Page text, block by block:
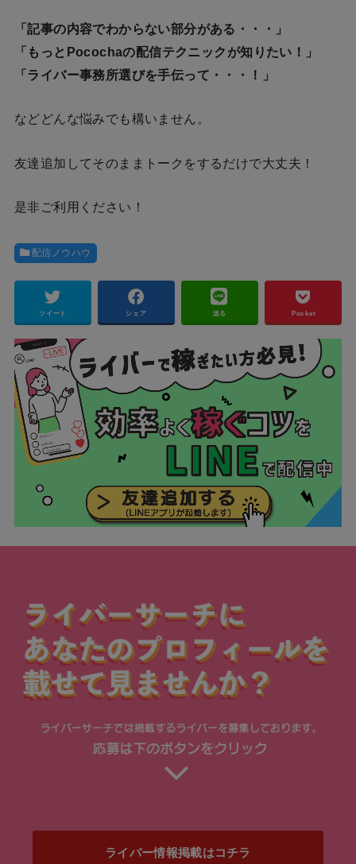
「記事の内容でわからない部分がある・・・」
「もっとPocochaの配信テクニックが知りたい！」
「ライバー事務所選びを手伝って・・・！」
などどんな悩みでも構いません。
友達追加してそのままトークをするだけで大丈夫！
是非ご利用ください！
配信ノウハウ
ツイート シェア 送る Pocket
ライバー情報掲載はコチラ